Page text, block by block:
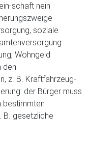
schaft nein
soziale
Wohngeld
den
z. B. Kraftfahrzeug-
der Bürger muss
bestimmten
B. gesetzliche